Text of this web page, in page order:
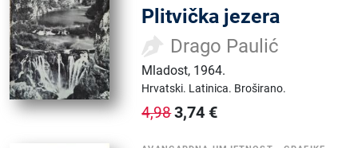
Plitvička jezera
Drago Paulić
Mladost, 1964.
Hrvatski. Latinica. Broširano.
4,983,74 €